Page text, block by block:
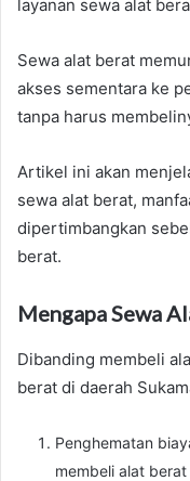
layanan sewa alat
Sewa alat berat
akses sementara ke
tanpa harus
Artikel ini akan
sewa alat berat,
dipertimbangkan
berat.
Mengapa Sewa
Dibanding membeli
berat di daerah
Penghematan
membeli alat